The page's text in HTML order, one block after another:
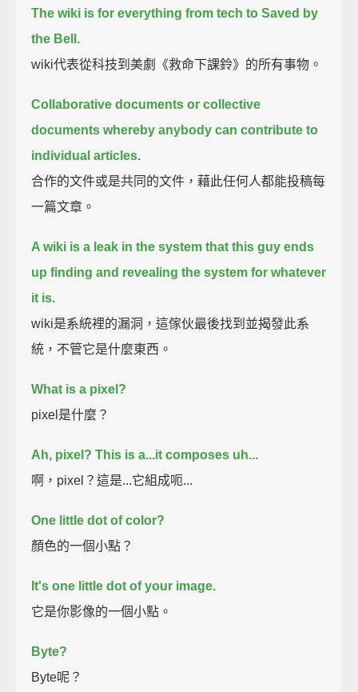
The wiki is for everything from tech to Saved by
the Bell.
wiki代表從科技到美劇《救命下課鈴》的所有事物。
Collaborative documents or collective
documents whereby anybody can contribute to
individual articles.
合作的文件或是共同的文件，藉此任何人都能投稿每
一篇文章。
A wiki is a leak in the system that this guy ends
up finding and revealing the system for whatever
it is.
wiki是系統裡的漏洞，這傢伙最後找到並揭發此系
統，不管它是什麼東西。
What is a pixel?
pixel是什麼？
Ah, pixel? This is a...it composes uh...
啊，pixel？這是...它組成呃...
One little dot of color?
顏色的一個小點？
It's one little dot of your image.
它是你影像的一個小點。
Byte?
Byte呢？